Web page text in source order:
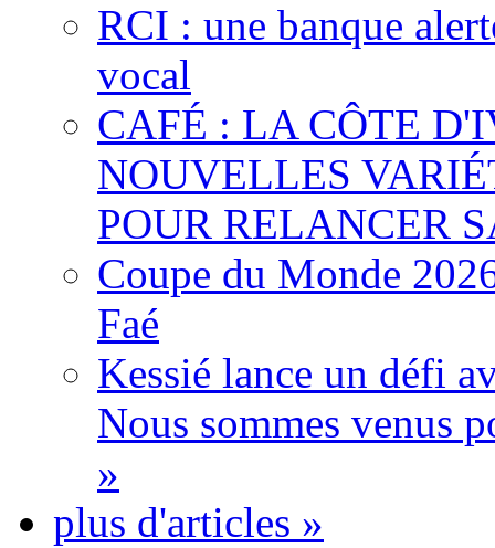
RCI : une banque
vocal
CAFÉ : LA CÔTE
NOUVELLES
POUR RELANCER
Coupe du Monde
Faé
Kessié lance un défi
Nous sommes venus
»
plus d'articles »